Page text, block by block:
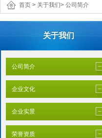
首页 > 关于我们> 公司简介
关于我们
公司简介
企业文化
企业实景
荣誉资质